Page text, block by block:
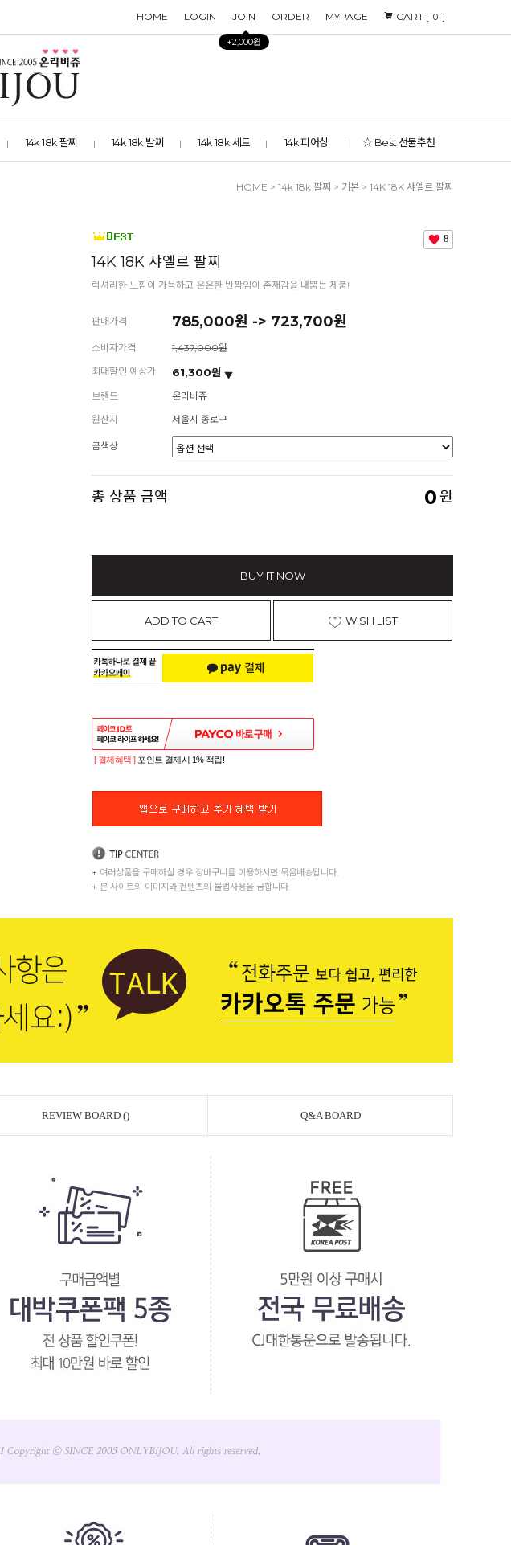
HOME LOGIN JOIN
+2,000원
ORDER MYPAGE CART [ 0 ]
14k 18k 팔찌 14k 18k 발찌 14k 18k 세트 14k 피어싱 ☆ Best 선물추천
HOME > 14k 18k 팔찌 > 기본 > 14K 18K 샤엘르 팔찌
8
14K 18K 샤엘르 팔찌
럭셔리한 느낌이 가득하고 은은한 반짝임이 존재감을 내뿜는 제품!
판매가격 785,000원 -> 723,700원
소비자가격
1,437,000원
최대할인 예상가
61,300원
브랜드
온리비쥬
원산지
서울시 종로구
금색상
총 상품 금액 0원
BUY IT NOW
ADD TO CART WISH LIST
페이코 ID로 페이코 라이
[ 결제혜택 ] 포인트 결제시 1% 적립!
+ 여러상품을 구매하실 경우 장바구니를 이용하시면 묶음배송됩니다.
+ 본 사이트의 이미지와 컨텐츠의 불법사용을 금합니다.
REVIEW BOARD () Q&A BOARD